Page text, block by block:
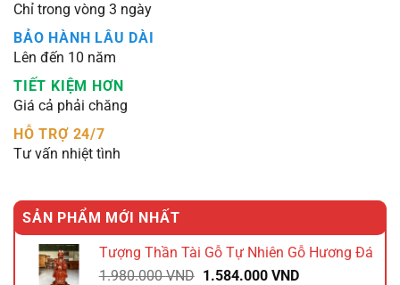
Chỉ trong vòng 3 ngày
BẢO HÀNH LÂU DÀI
Lên đến 10 năm
TIẾT KIỆM HƠN
Giá cả phải chăng
HỖ TRỢ 24/7
Tư vấn nhiệt tình
SẢN PHẨM MỚI NHẤT
Tượng Thần Tài Gỗ Tự Nhiên Gỗ Hương Đá
1.980.000VND Giá
1.584.000 VNDGiá